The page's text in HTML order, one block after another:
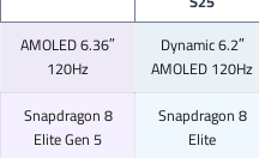
6.2″ Dynamic
AMOLED 120Hz
6.36″ AMOLED
120Hz
Snapdragon 8
Elite
Snapdragon 8
Elite Gen 5